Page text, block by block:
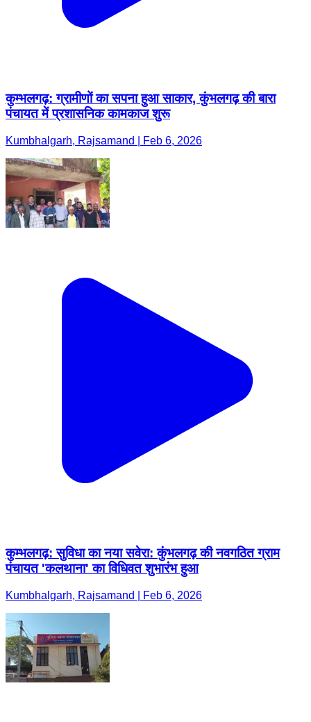
कुम्भलगढ़: ग्रामीणों का सपना हुआ साकार, कुंभलगढ़ की बारा
पंचायत में प्रशासनिक कामकाज शुरू
Kumbhalgarh, Rajsamand | Feb 6, 2026
कुम्भलगढ़: सुविधा का नया सवेरा: कुंभलगढ़ की नवगठित ग्राम
पंचायत 'कलथाना' का विधिवत शुभारंभ हुआ
Kumbhalgarh, Rajsamand | Feb 6, 2026